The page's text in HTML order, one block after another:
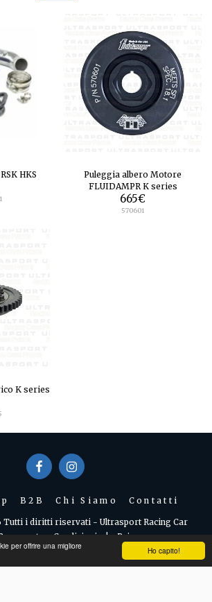
Ho capito!
per offrire una migliore
HKS
Puleggia albero Motore
FLUIDAMPR K series
665€
570601
K series
B2B Chi Siamo Contatti
Tutti i diritti riservati - Ultrasport Racing Car
e Condizioni|Privacy